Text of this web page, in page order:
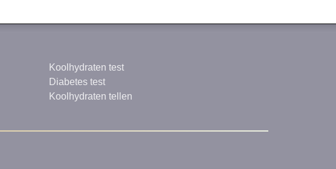
Koolhydraten test
Diabetes test
Koolhydraten tellen